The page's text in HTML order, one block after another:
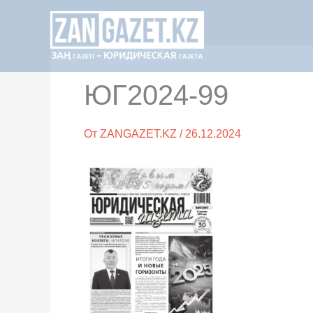
содержимому
ЮГ2024-99
От ZANGAZET.KZ / 26.12.2024